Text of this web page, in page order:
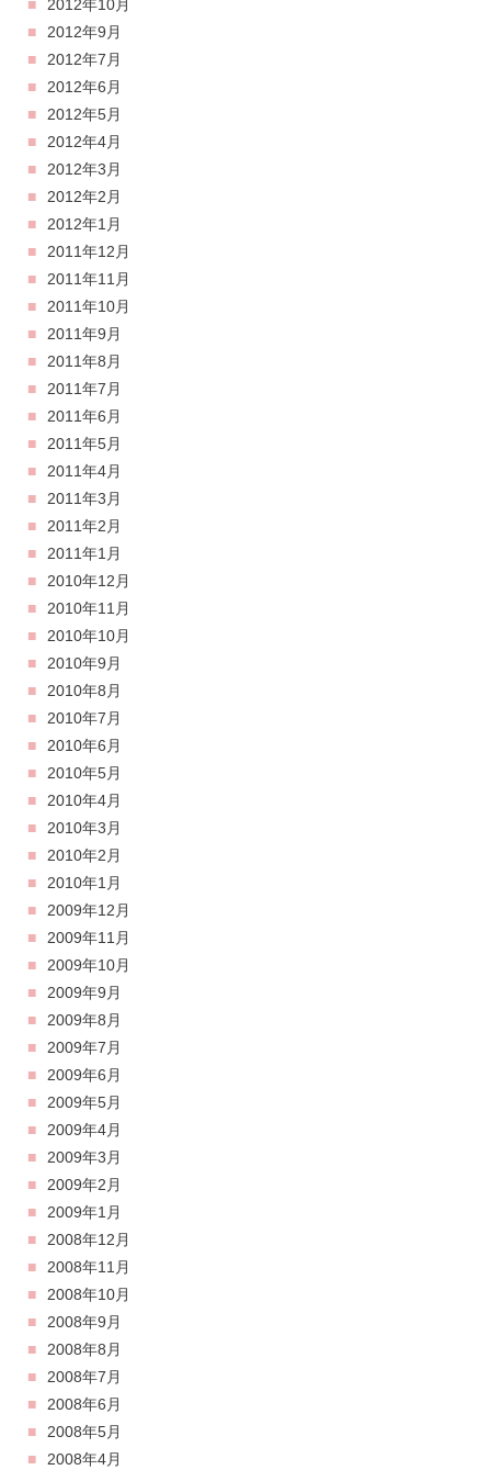
2012年10月
2012年9月
2012年7月
2012年6月
2012年5月
2012年4月
2012年3月
2012年2月
2012年1月
2011年12月
2011年11月
2011年10月
2011年9月
2011年8月
2011年7月
2011年6月
2011年5月
2011年4月
2011年3月
2011年2月
2011年1月
2010年12月
2010年11月
2010年10月
2010年9月
2010年8月
2010年7月
2010年6月
2010年5月
2010年4月
2010年3月
2010年2月
2010年1月
2009年12月
2009年11月
2009年10月
2009年9月
2009年8月
2009年7月
2009年6月
2009年5月
2009年4月
2009年3月
2009年2月
2009年1月
2008年12月
2008年11月
2008年10月
2008年9月
2008年8月
2008年7月
2008年6月
2008年5月
2008年4月